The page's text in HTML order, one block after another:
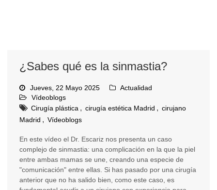
¿Sabes qué es la sinmastia?
Jueves, 22 Mayo 2025
Actualidad
Vídeoblogs
Cirugía plástica , cirugía estética Madrid , cirujano
Madrid , Vídeoblogs
En este vídeo el Dr. Escariz nos presenta un caso
complejo de sinmastia: una complicación en la que la piel
entre ambas mamas se une, creando una especie de
"comunicación" entre ellas. Si has pasado por una cirugía
anterior que no ha salido bien, como este caso, es